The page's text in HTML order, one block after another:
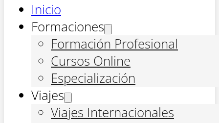
Inicio
Formaciones
Formación Profesional
Cursos Online
Especialización
Viajes
Viajes Internacionales